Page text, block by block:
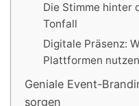
Die Stimme hinter
Tonfall
Digitale Präsenz:
Plattformen nutzen
Geniale Event-
sorgen